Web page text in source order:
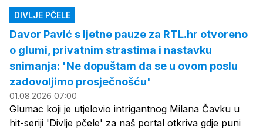
DIVLJE PČELE
Davor Pavić s ljetne pauze za RTL.hr otvoreno
o glumi, privatnim strastima i nastavku
snimanja: 'Ne dopuštam da se u ovom poslu
zadovoljimo prosječnošću'
01.08.2026 07:00
Glumac koji je utjelovio intrigantnog Milana Čavku u
hit-seriji 'Divlje pčele' za naš portal otkriva gdje puni